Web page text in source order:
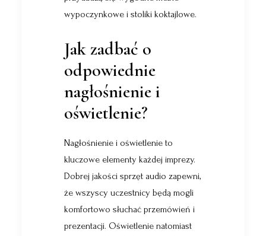
wypoczynkowe i stoliki koktajlowe.
Jak zadbać o
odpowiednie
nagłośnienie i
oświetlenie?
Nagłośnienie i oświetlenie to
kluczowe elementy każdej imprezy.
Dobrej jakości sprzęt audio zapewni,
że wszyscy uczestnicy będą mogli
komfortowo słuchać przemówień i
prezentacji. Oświetlenie natomiast